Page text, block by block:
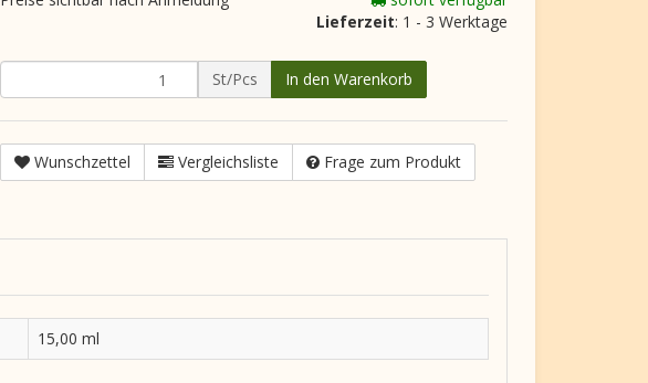
Lieferzeit: 1 - 3 Werktage
St/Pcs In den Warenkorb
Wunschzettel Vergleichsliste Frage zum Produkt
15,00 ml